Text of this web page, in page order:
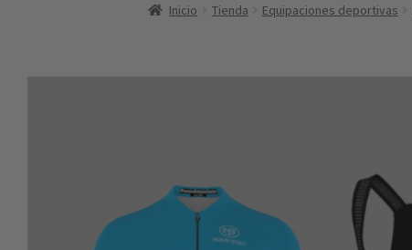
Inicio Tienda Equipaciones deportivas